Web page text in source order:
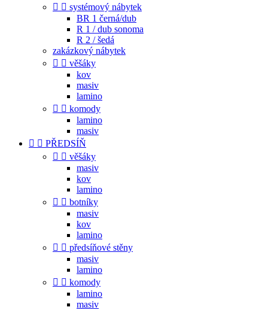
  systémový nábytek
BR 1 černá/dub
R 1 / dub sonoma
R 2 / šedá
zakázkový nábytek
  věšáky
kov
masiv
lamino
  komody
lamino
masiv
  PŘEDSÍŇ
  věšáky
masiv
kov
lamino
  botníky
masiv
kov
lamino
  předsíňové stěny
masiv
lamino
  komody
lamino
masiv